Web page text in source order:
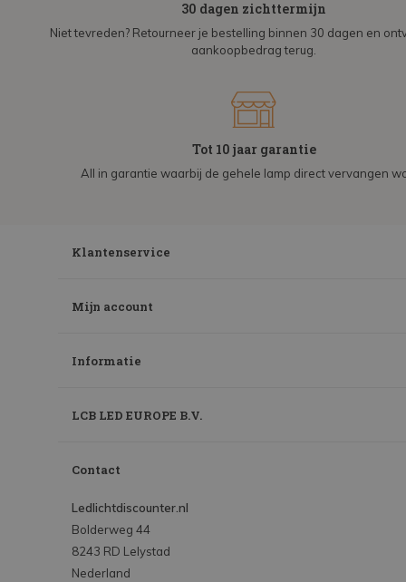
30 dagen zichttermijn
Niet tevreden? Retourneer je bestelling binnen 30 dagen en
aankoopbedrag terug.
Tot 10 jaar garantie
All in garantie waarbij de gehele lamp direct vervangen
Klantenservice
Mijn account
Informatie
LCB LED EUROPE B.V.
Contact
Ledlichtdiscounter.nl
Bolderweg 44
8243 RD Lelystad
Nederland